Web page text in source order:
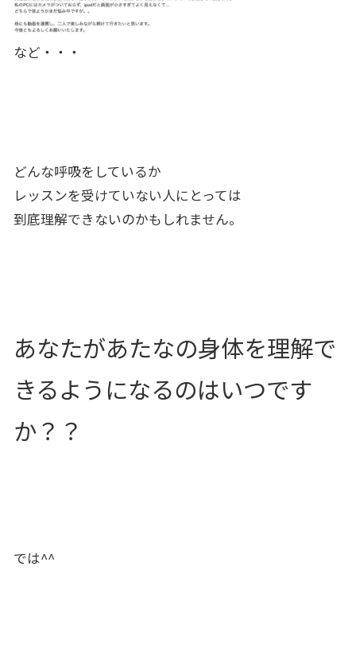
など・・・
どんな呼吸をしているか
レッスンを受けていない人にとっては
到底理解できないのかもしれません。
あなたがあたなの身体を理解で
きるようになるのはいつです
か？？
では^^